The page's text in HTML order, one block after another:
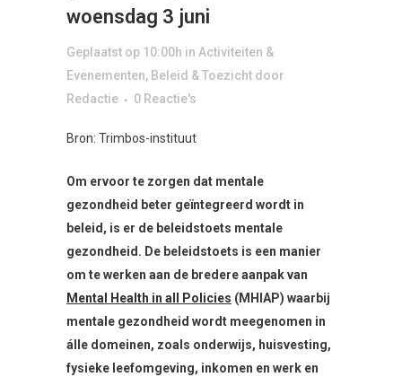
woensdag 3 juni
Geplaatst op 10:00h in Activiteiten &
Evenementen, Beleid & Toezicht door
Redactie
0 Reactie's
Bron: Trimbos-instituut
Om ervoor te zorgen dat mentale
gezondheid beter geïntegreerd wordt in
beleid, is er de beleidstoets mentale
gezondheid. De beleidstoets is een manier
om te werken aan de bredere aanpak van
Mental Health in all Policies (MHIAP) waarbij
mentale gezondheid wordt meegenomen in
álle domeinen, zoals onderwijs, huisvesting,
fysieke leefomgeving, inkomen en werk en